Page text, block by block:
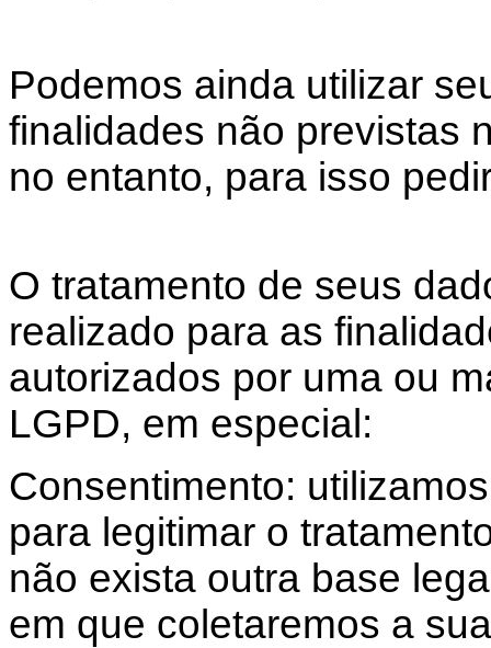
Podemos ainda utilizar
finalidades não previstas
no entanto, para isso
O tratamento de seus
realizado para as
autorizados por uma ou
LGPD, em especial:
Consentimento:
para legitimar o
não exista outra base
em que coletaremos a